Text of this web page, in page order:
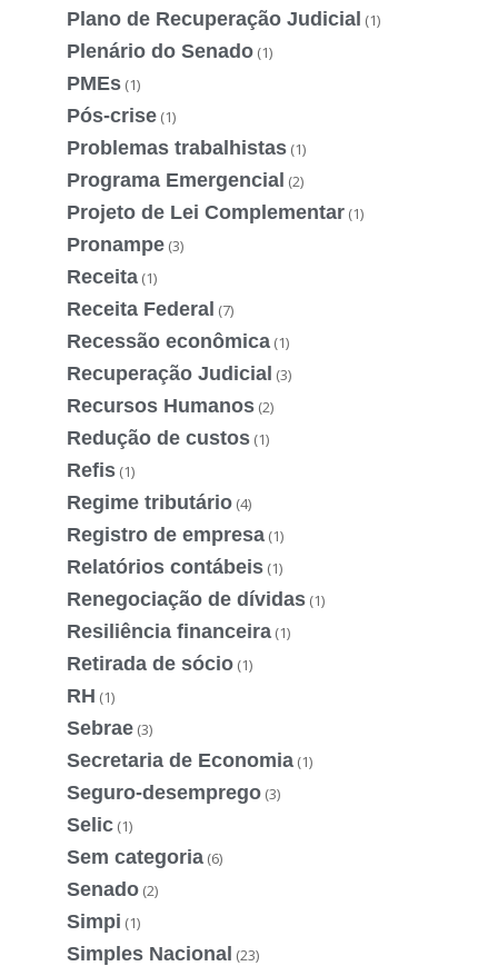
Plano de Recuperação Judicial (1)
Plenário do Senado (1)
PMEs (1)
Pós-crise (1)
Problemas trabalhistas (1)
Programa Emergencial (2)
Projeto de Lei Complementar (1)
Pronampe (3)
Receita (1)
Receita Federal (7)
Recessão econômica (1)
Recuperação Judicial (3)
Recursos Humanos (2)
Redução de custos (1)
Refis (1)
Regime tributário (4)
Registro de empresa (1)
Relatórios contábeis (1)
Renegociação de dívidas (1)
Resiliência financeira (1)
Retirada de sócio (1)
RH (1)
Sebrae (3)
Secretaria de Economia (1)
Seguro-desemprego (3)
Selic (1)
Sem categoria (6)
Senado (2)
Simpi (1)
Simples Nacional (23)